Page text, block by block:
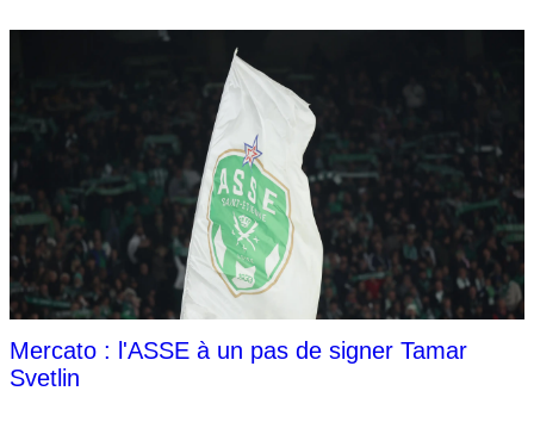
Mercato : l'ASSE à un pas de signer Tamar
Svetlin